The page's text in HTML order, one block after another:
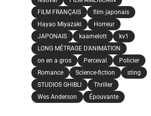
FILM FRANÇAIS
film japonais
Hayao Miyazaki
Horreur
JAPONAIS
kaamelott
kv1
LONG MÉTRAGE D'ANIMATION
on en a gros
Perceval
Policier
Romance
Science-fiction
sting
STUDIOS GHIBLI
Thriller
Wes Anderson
Épouvante